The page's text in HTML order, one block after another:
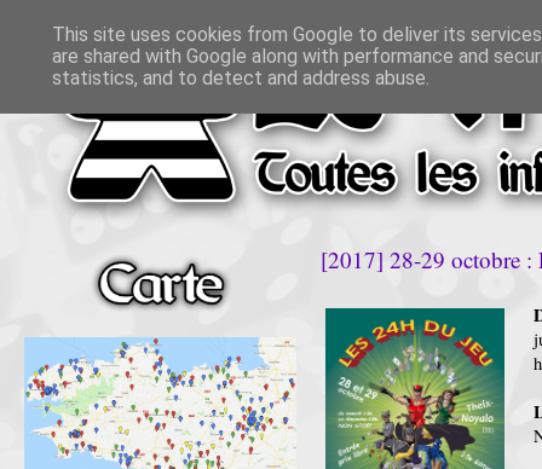
[2017] 28-29 octobre
This site uses cookies from Google to deliver its
are shared with Google along with performance and
statistics, and to detect and address abuse.